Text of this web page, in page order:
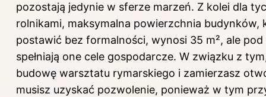
pozostają jedynie w sferze marzeń. Z kolei dla
rolnikami, maksymalna powierzchnia budynków,
postawić bez formalności, wynosi 35 m², ale
spełniają one cele gospodarcze. W związku z
budowę warsztatu rymarskiego i zamierzasz
musisz uzyskać pozwolenie, ponieważ w tym